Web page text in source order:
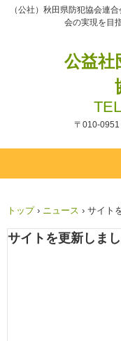
公益社
（公社）秋田県防犯協会連
会の実現を目
〒010-0951
トップ › ニュース › サイト
サイトを更新しまし